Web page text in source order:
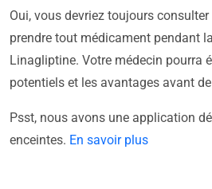
Oui, vous devriez toujours
prendre tout médicament pendant
Linagliptine. Votre médecin pourra
potentiels et les avantages avant
Psst, nous avons une application
enceintes. En savoir plus